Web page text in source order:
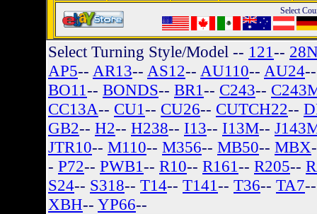
Select
Select Turning Style/Model -- 121--
AP5-- AR13-- AS12-- AU110-- AU24
BO11-- BONDS-- BR1-- C243--
CC13A-- CU1-- CU26-- CUTCH22--
GB2-- H2-- H238-- I13-- I13M--
JTR10-- M110-- M356-- MB50-- MBX
- P72-- PWB1-- R10-- R161-- R205--
S24-- S318-- T14-- T141-- T36-- TA7
XBH-- YP66--